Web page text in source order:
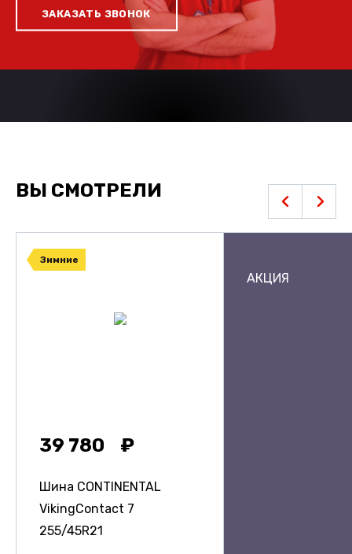
ЗАКАЗАТЬ ЗВОНОК
ВЫ СМОТРЕЛИ
Зимние
39 780
Шина CONTINENTAL
VikingContact 7
255/45R21
АКЦИЯ